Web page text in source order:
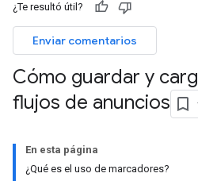
¿Te resultó útil?
Enviar comentarios
Cómo guardar y
flujos de anuncios
En esta página
¿Qué es el uso de marcadores?